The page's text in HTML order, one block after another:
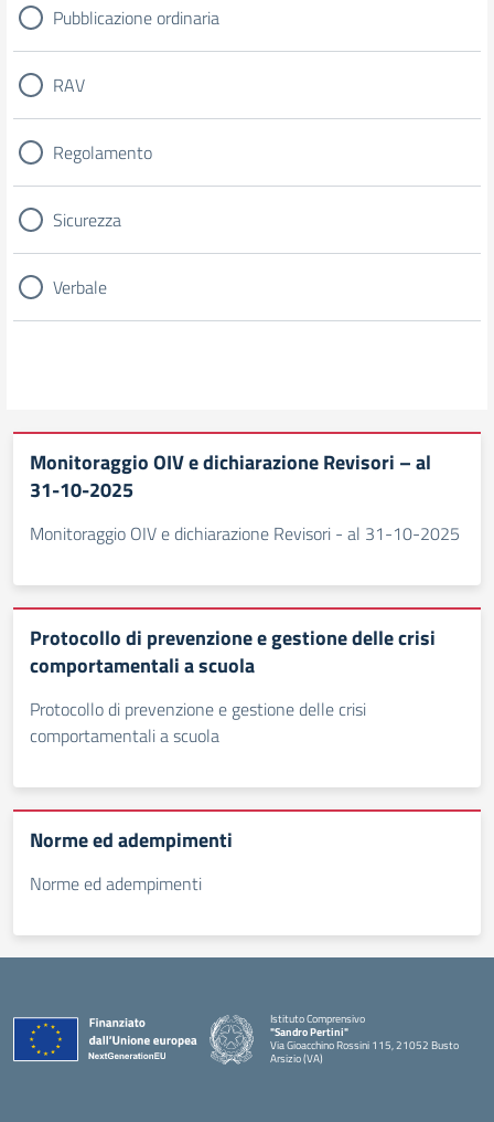
Pubblicazione ordinaria
RAV
Regolamento
Sicurezza
Verbale
Monitoraggio OIV e dichiarazione Revisori – al
31-10-2025
Monitoraggio OIV e dichiarazione Revisori - al 31-10-2025
Protocollo di prevenzione e gestione delle crisi
comportamentali a scuola
Protocollo di prevenzione e gestione delle crisi
comportamentali a scuola
Norme ed adempimenti
Norme ed adempimenti
Istituto Comprensivo
"Sandro Pertini"
Via Gioacchino Rossini 115, 21052 Busto
Arsizio (VA)